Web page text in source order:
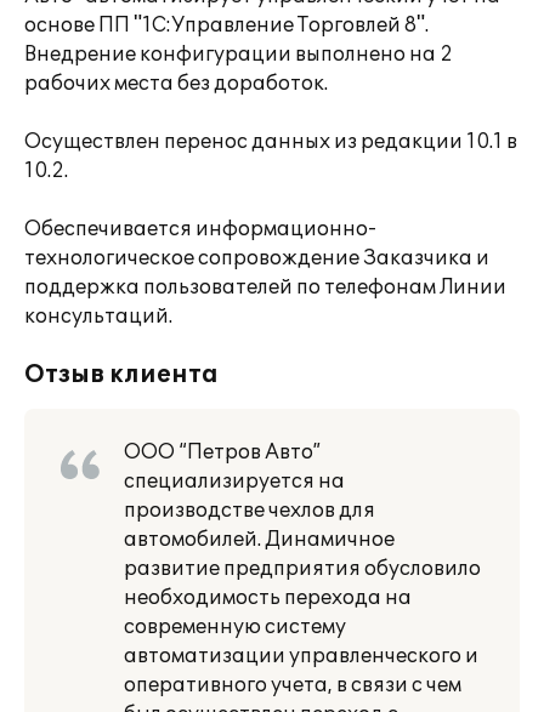
основе ПП "1С:Управление Торговлей 8".
Внедрение конфигурации выполнено на 2
рабочих места без доработок.
Осуществлен перенос данных из редакции 10.1 в
10.2.
Обеспечивается информационно-
технологическое сопровождение Заказчика и
поддержка пользователей по телефонам Линии
консультаций.
Отзыв клиента
ООО “Петров Авто”
специализируется на
производстве чехлов для
автомобилей. Динамичное
развитие предприятия обусловило
необходимость перехода на
современную систему
автоматизации управленческого и
оперативного учета, в связи с чем